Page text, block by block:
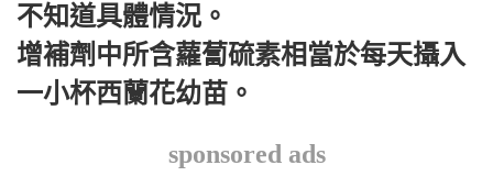
不知道具體情況。
增補劑中所含蘿蔔硫素相當於每天攝入
一小杯西蘭花幼苗。
sponsored ads